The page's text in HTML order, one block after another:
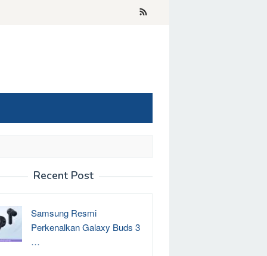
Recent Post
Samsung Resmi
Perkenalkan Galaxy Buds 3
…